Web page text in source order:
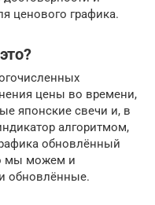
ценового графика.
цены во времени,
японские свечи и, в
алгоритмом,
обновлённый
мы можем и
обновлённые.